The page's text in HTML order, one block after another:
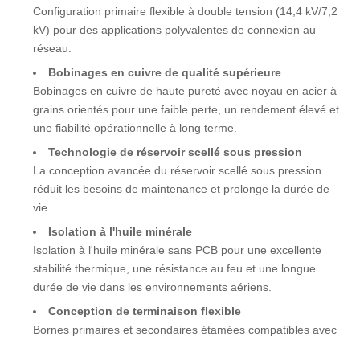
Configuration primaire flexible à double tension (14,4 kV/7,2
kV) pour des applications polyvalentes de connexion au
réseau.
Bobinages en cuivre de qualité supérieure
Bobinages en cuivre de haute pureté avec noyau en acier à
grains orientés pour une faible perte, un rendement élevé et
une fiabilité opérationnelle à long terme.
Technologie de réservoir scellé sous pression
La conception avancée du réservoir scellé sous pression
réduit les besoins de maintenance et prolonge la durée de
vie.
Isolation à l'huile minérale
Isolation à l'huile minérale sans PCB pour une excellente
stabilité thermique, une résistance au feu et une longue
durée de vie dans les environnements aériens.
Conception de terminaison flexible
Bornes primaires et secondaires étamées compatibles avec